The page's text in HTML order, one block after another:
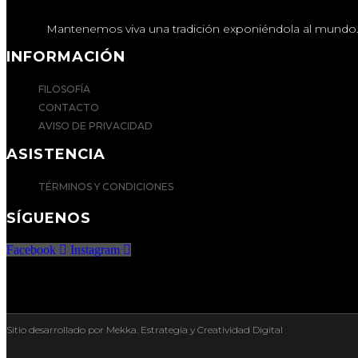
Mantenemos viva una tradición exponiéndola al mundo.
INFORMACIÓN
FILOSOFÍA
CONTACTO
AVISO DE PRIVACIDAD
ASISTENCIA
TÉRMINOS Y CONDICIONES
SÍGUENOS
Facebook Instagram
Sitio desarrollado por Mekka. Estrategia y Creatividad Digital